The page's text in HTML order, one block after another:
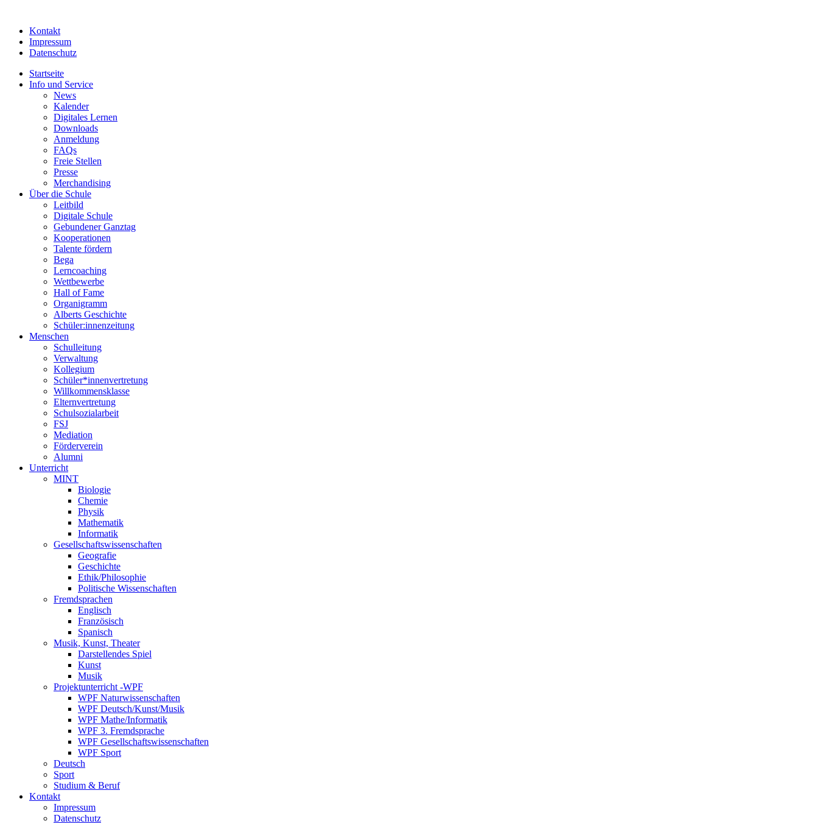
Kontakt
Impressum
Datenschutz
Startseite
Info und Service
News
Kalender
Digitales Lernen
Downloads
Anmeldung
FAQs
Freie Stellen
Presse
Merchandising
Über die Schule
Leitbild
Digitale Schule
Gebundener Ganztag
Kooperationen
Talente fördern
Bega
Lerncoaching
Wettbewerbe
Hall of Fame
Organigramm
Alberts Geschichte
Schüler:innenzeitung
Menschen
Schulleitung
Verwaltung
Kollegium
Schüler*innenvertretung
Willkommensklasse
Elternvertretung
Schulsozialarbeit
FSJ
Mediation
Förderverein
Alumni
Unterricht
MINT
Biologie
Chemie
Physik
Mathematik
Informatik
Gesellschaftswissenschaften
Geografie
Geschichte
Ethik/Philosophie
Politische Wissenschaften
Fremdsprachen
Englisch
Französisch
Spanisch
Musik, Kunst, Theater
Darstellendes Spiel
Kunst
Musik
Projektunterricht -WPF
WPF Naturwissenschaften
WPF Deutsch/Kunst/Musik
WPF Mathe/Informatik
WPF 3. Fremdsprache
WPF Gesellschaftswissenschaften
WPF Sport
Deutsch
Sport
Studium & Beruf
Kontakt
Impressum
Datenschutz